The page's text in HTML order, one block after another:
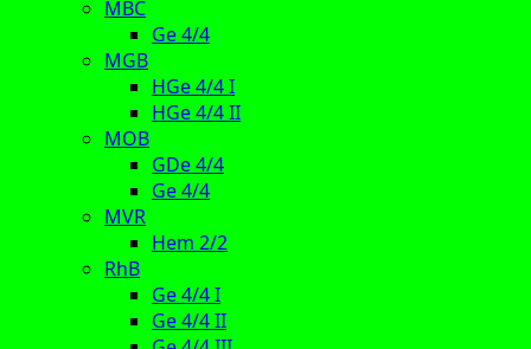
MBC
Ge 4/4
MGB
HGe 4/4 I
HGe 4/4 II
MOB
GDe 4/4
Ge 4/4
MVR
Hem 2/2
RhB
Ge 4/4 I
Ge 4/4 II